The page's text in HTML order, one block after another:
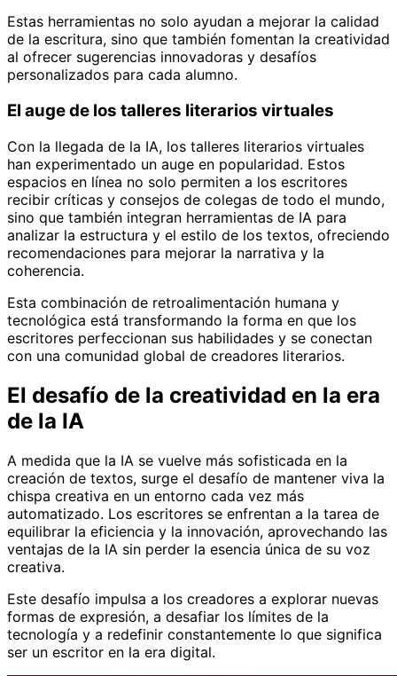
Estas herramientas no solo ayudan a mejorar la calidad
de la escritura, sino que también fomentan la creatividad
al ofrecer sugerencias innovadoras y desafíos
personalizados para cada alumno.
El auge de los talleres literarios virtuales
Con la llegada de la IA, los talleres literarios virtuales
han experimentado un auge en popularidad. Estos
espacios en línea no solo permiten a los escritores
recibir críticas y consejos de colegas de todo el mundo,
sino que también integran herramientas de IA para
analizar la estructura y el estilo de los textos, ofreciendo
recomendaciones para mejorar la narrativa y la
coherencia.
Esta combinación de retroalimentación humana y
tecnológica está transformando la forma en que los
escritores perfeccionan sus habilidades y se conectan
con una comunidad global de creadores literarios.
El desafío de la creatividad en la era
de la IA
A medida que la IA se vuelve más sofisticada en la
creación de textos, surge el desafío de mantener viva la
chispa creativa en un entorno cada vez más
automatizado. Los escritores se enfrentan a la tarea de
equilibrar la eficiencia y la innovación, aprovechando las
ventajas de la IA sin perder la esencia única de su voz
creativa.
Este desafío impulsa a los creadores a explorar nuevas
formas de expresión, a desafiar los límites de la
tecnología y a redefinir constantemente lo que significa
ser un escritor en la era digital.